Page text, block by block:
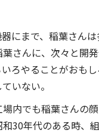
にまで、稲葉さん
さんに、次々と開
ろやることがおも
いない。
内でも稲葉さんの
30年代のある時、